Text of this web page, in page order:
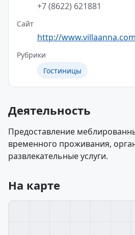
+7 (8622) 621881
Сайт
http://
Рубрики
Гостиницы
Деятельность
Предоставление
временного проживания,
развлекательные услуги.
На карте